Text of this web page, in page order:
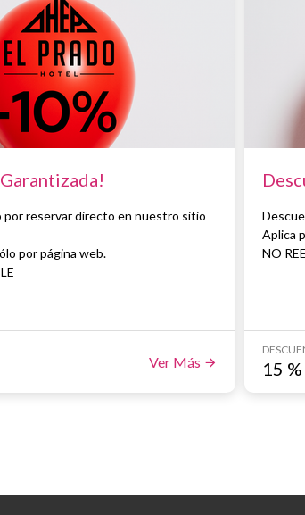
por reservar directo en nuestro sitio
por página web.
Ver Más
Aplica
NO
15 %